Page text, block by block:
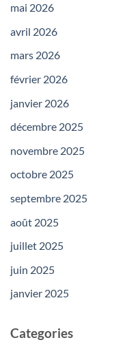
mai 2026
avril 2026
mars 2026
février 2026
janvier 2026
décembre 2025
novembre 2025
octobre 2025
septembre 2025
août 2025
juillet 2025
juin 2025
janvier 2025
Categories